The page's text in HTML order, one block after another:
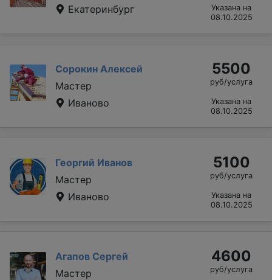
Екатеринбург
Указана на
08.10.2025
Сорокин Алексей
Мастер
Иваново
5500
руб/услуга
Указана на
08.10.2025
Георгий Иванов
Мастер
Иваново
5100
руб/услуга
Указана на
08.10.2025
Агапов Сергей
Мастер
4600
руб/услуга